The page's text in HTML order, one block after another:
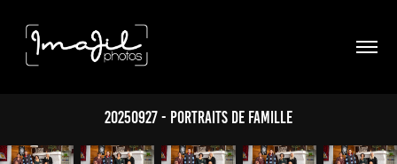
20250927 - portraits de famille